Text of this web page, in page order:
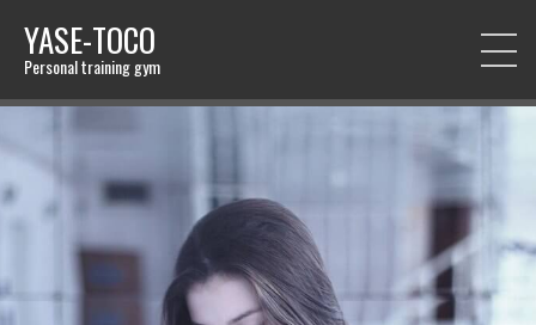
YASE-TOCO
Personal training gym